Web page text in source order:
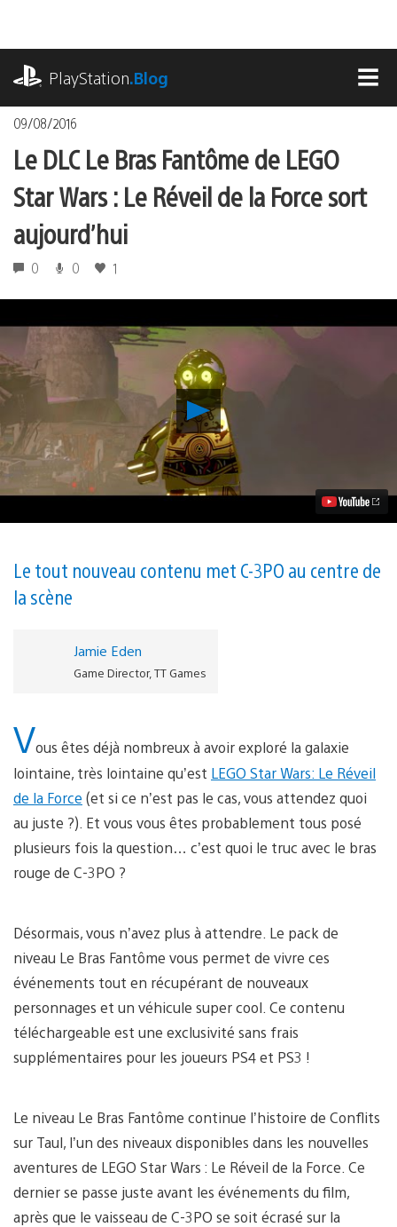
contenu
PlayStation.Blog
09/08/2016
Le DLC Le Bras Fantôme de LEGO
Star Wars : Le Réveil de la Force sort
aujourd’hui
0 0 1
Lancer
la
vidéo
Le
DLC
Le
Bras
Fantôme
Star
Wars
Le tout nouveau contenu met C-3PO au centre de
la scène
Jamie Eden
Game Director, TT Games
Vous êtes déjà nombreux à avoir exploré la galaxie
lointaine, très lointaine qu’est LEGO Star Wars: Le Réveil
de la Force (et si ce n’est pas le cas, vous attendez quoi
au juste ?). Et vous vous êtes probablement tous posé
plusieurs fois la question… c’est quoi le truc avec le bras
rouge de C-3PO ?
Désormais, vous n’avez plus à attendre. Le pack de
niveau Le Bras Fantôme vous permet de vivre ces
événements tout en récupérant de nouveaux
personnages et un véhicule super cool. Ce contenu
téléchargeable est une exclusivité sans frais
supplémentaires pour les joueurs PS4 et PS3 !
Le niveau Le Bras Fantôme continue l’histoire de Conflits
sur Taul, l’un des niveaux disponibles dans les nouvelles
aventures de LEGO Star Wars : Le Réveil de la Force. Ce
dernier se passe juste avant les événements du film,
après que le vaisseau de C-3PO se soit écrasé sur la